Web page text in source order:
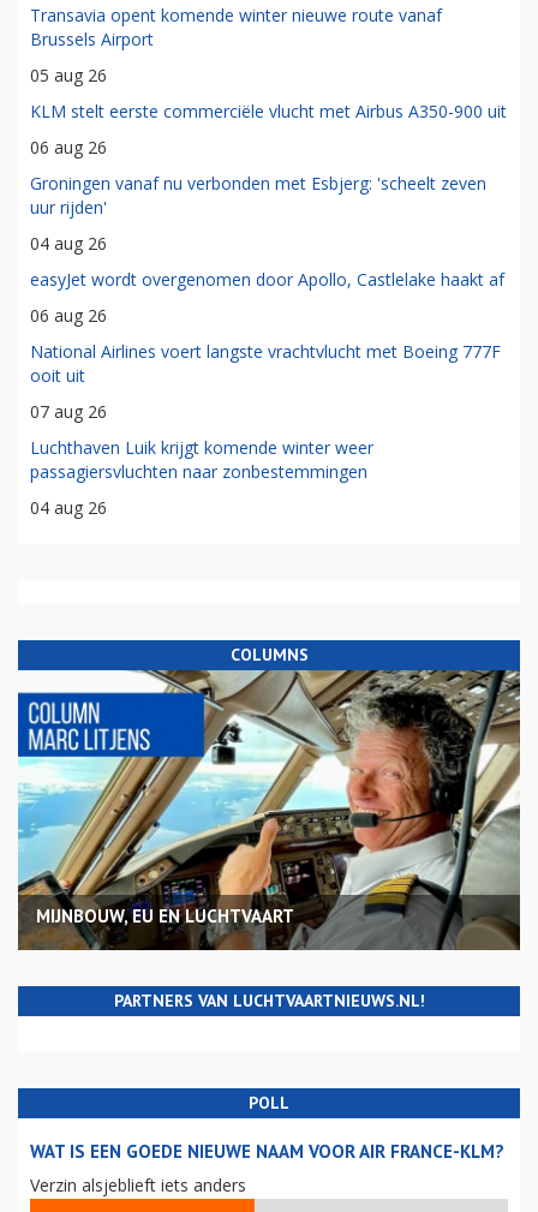
Transavia opent komende winter nieuwe route vanaf
Brussels Airport
05 aug 26
KLM stelt eerste commerciële vlucht met Airbus A350-900 uit
06 aug 26
Groningen vanaf nu verbonden met Esbjerg: 'scheelt zeven
uur rijden'
04 aug 26
easyJet wordt overgenomen door Apollo, Castlelake haakt af
06 aug 26
National Airlines voert langste vrachtvlucht met Boeing 777F
ooit uit
07 aug 26
Luchthaven Luik krijgt komende winter weer
passagiersvluchten naar zonbestemmingen
04 aug 26
COLUMNS
MIJNBOUW, EU EN LUCHTVAART
PARTNERS VAN LUCHTVAARTNIEUWS.NL!
POLL
WAT IS EEN GOEDE NIEUWE NAAM VOOR AIR FRANCE-KLM?
Verzin alsjeblieft iets anders